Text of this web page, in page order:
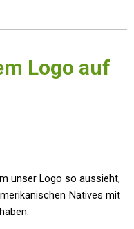
Logo auf
unser Logo so aussieht,
Natives mit